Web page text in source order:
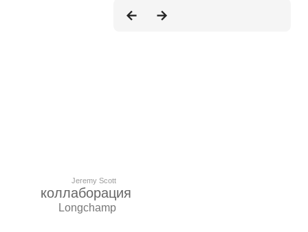
коллаборация
Longchamp
Jeremy Scott